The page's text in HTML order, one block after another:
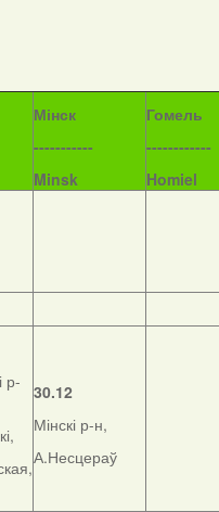
Мінск
-----------
Minsk
Гомель
------------
Homiel
р-
30.12
Мінскі р-н,
А.Несцераў